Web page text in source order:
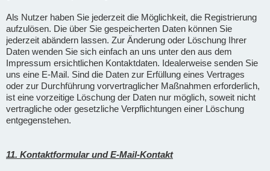
Als Nutzer haben Sie jederzeit die Möglichkeit, die Registrierung
aufzulösen. Die über Sie gespeicherten Daten können Sie
jederzeit abändern lassen. Zur Änderung oder Löschung Ihrer
Daten wenden Sie sich einfach an uns unter den aus dem
Impressum ersichtlichen Kontaktdaten. Idealerweise senden Sie
uns eine E-Mail. Sind die Daten zur Erfüllung eines Vertrages
oder zur Durchführung vorvertraglicher Maßnahmen erforderlich,
ist eine vorzeitige Löschung der Daten nur möglich, soweit nicht
vertragliche oder gesetzliche Verpflichtungen einer Löschung
entgegenstehen.
11. Kontaktformular und E-Mail-Kontakt